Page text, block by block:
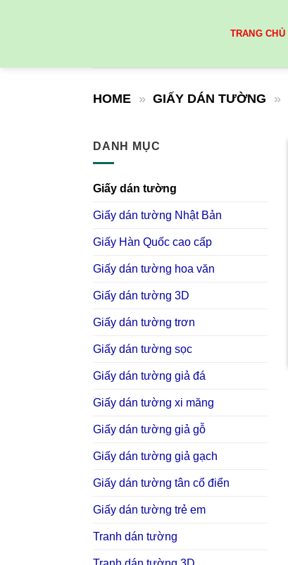
TRANG CHỦ
HOME » GIẤY DÁN TƯỜNG »
DANH MỤC
Giấy dán tường
Giấy dán tường Nhật Bản
Giấy Hàn Quốc cao cấp
Giấy dán tường hoa văn
Giấy dán tường 3D
Giấy dán tường trơn
Giấy dán tường sọc
Giấy dán tường giả đá
Giấy dán tường xi măng
Giấy dán tường giả gỗ
Giấy dán tường giả gạch
Giấy dán tường tân cổ điển
Giấy dán tường trẻ em
Tranh dán tường